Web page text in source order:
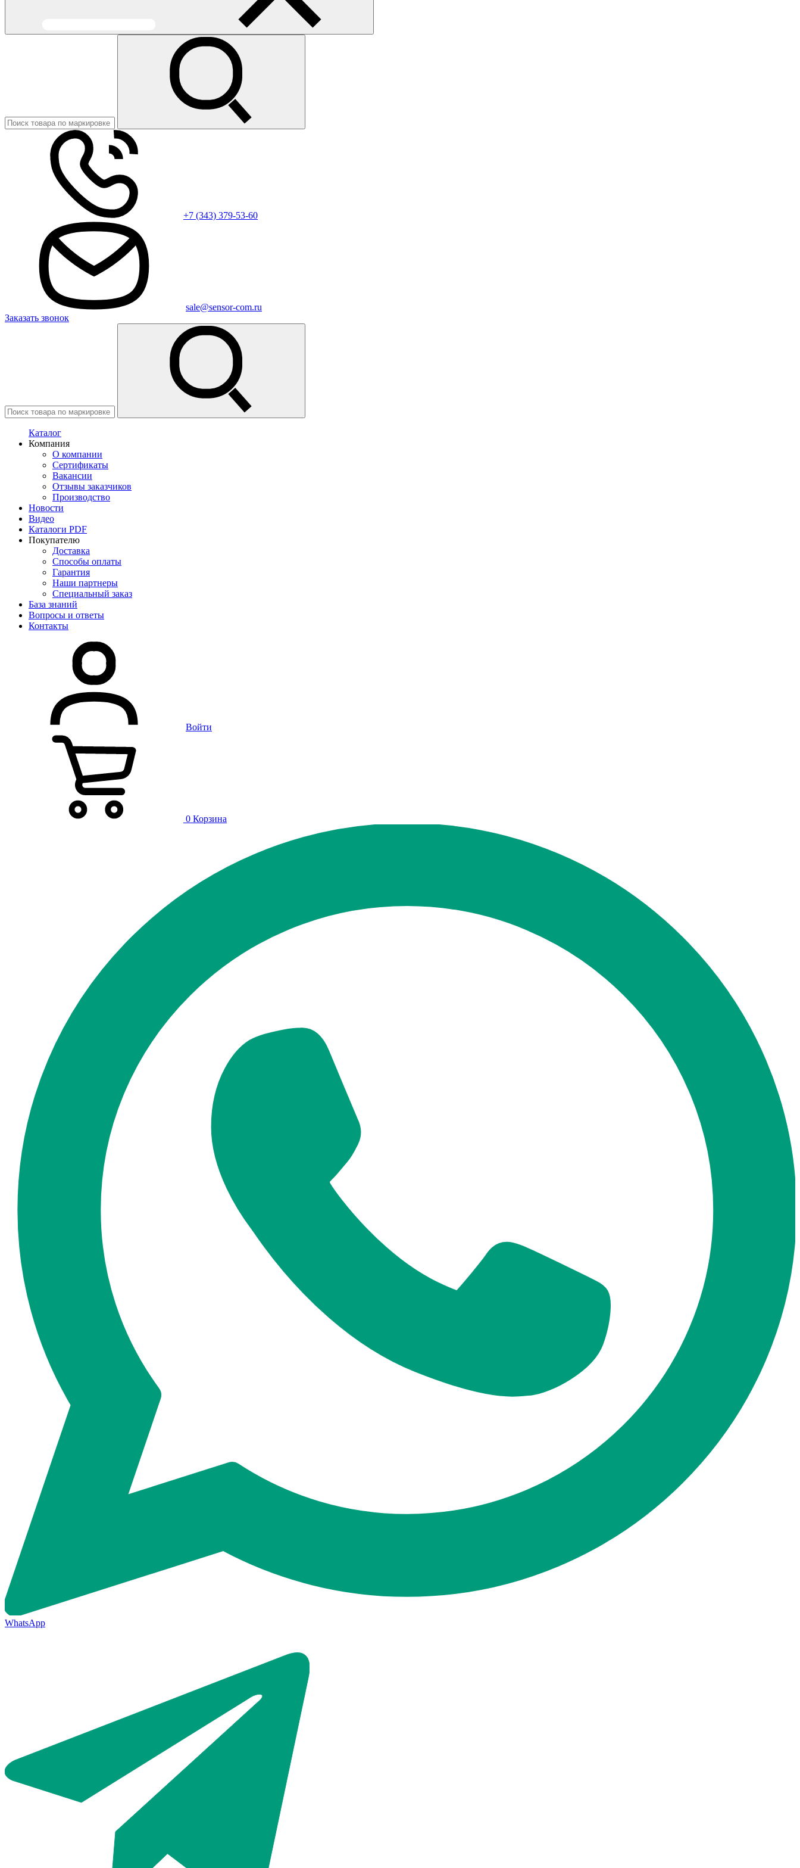
+7 (343) 379-53-60
sale@sensor-com.ru
Заказать звонок
Каталог
Компания
О компании
Сертификаты
Вакансии
Отзывы заказчиков
Производство
Новости
Видео
Каталоги PDF
Покупателю
Доставка
Способы оплаты
Гарантия
Наши партнеры
Специальный заказ
База знаний
Вопросы и ответы
Контакты
Войти
0 Корзина
WhatsApp